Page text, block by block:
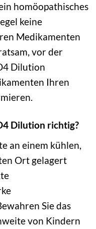
homöopathisches
keine
Medikamenten
vor der
Dilution
Ihren
Dilution richtig?
an einem kühlen,
Ort gelagert
Sie das
von Kindern